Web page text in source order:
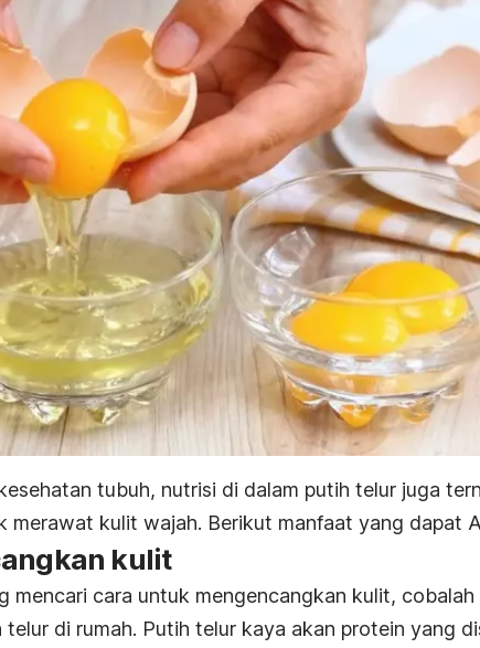
tubuh, nutrisi di dalam putih telur juga
merawat kulit wajah. Berikut manfaat yang dapat
kulit
mencari cara untuk mengencangkan kulit, cobalah
telur di rumah. Putih telur kaya akan protein yang